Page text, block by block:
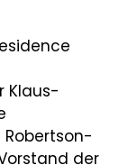
Klaus-
der